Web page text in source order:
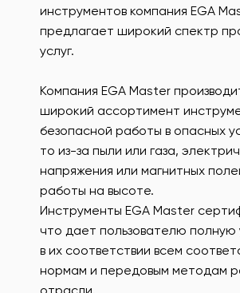
инструментов компания EGA
предлагает широкий спектр
услуг.
Компания EGA Master
широкий ассортимент
безопасной работы в опасных
то из-за пыли или газа,
напряжения или магнитных
работы на высоте.
Инструменты EGA Master
что дает пользователю полную
в их соответствии всем
нормам и передовым методам